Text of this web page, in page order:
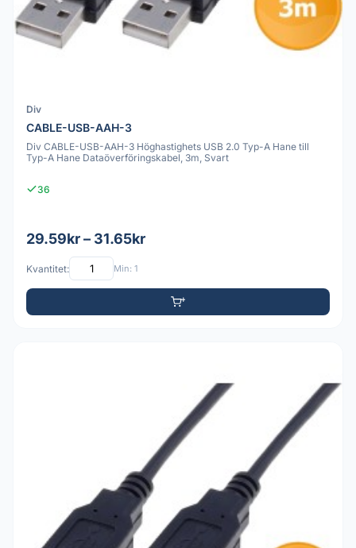
Div
CABLE-USB-AAH-3
Div CABLE-USB-AAH-3 Höghastighets USB 2.0 Typ-A Hane till
Typ-A Hane Dataöverföringskabel, 3m, Svart
36
29.59kr – 31.65kr
Kvantitet: Min: 1